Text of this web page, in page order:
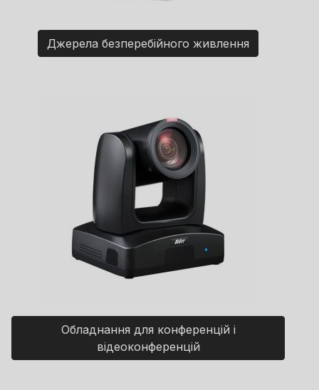
Джерела безперебійного живлення
Обладнання для конференцій і
відеоконференцій